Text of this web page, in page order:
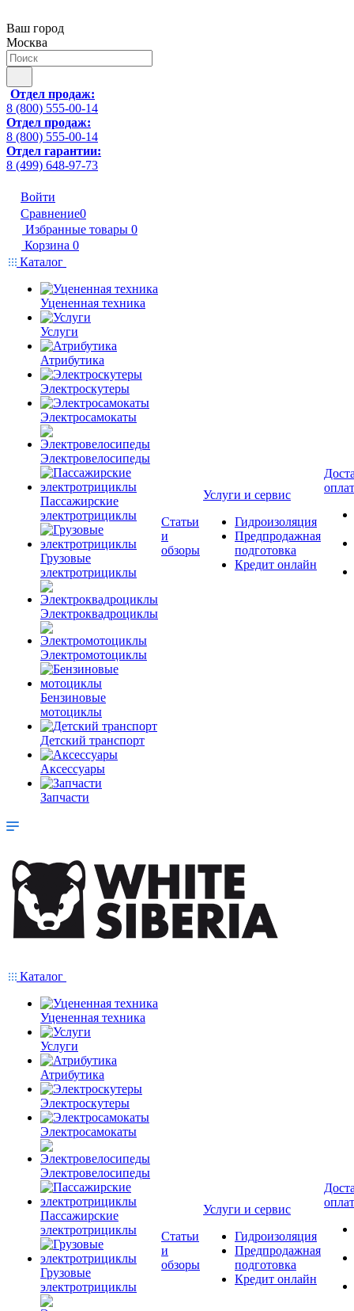
Ваш город
Москва
Отдел продаж:
8 (800) 555-00-14
Отдел продаж:
8 (800) 555-00-14
Отдел гарантии:
8 (499) 648-97-73
Войти
Сравнение0
Избранные товары 0
Корзина 0
Каталог
Уцененная техника
Услуги
Атрибутика
Электроскутеры
Электросамокаты
Электровелосипеды
Пассажирские
электротрициклы
Грузовые
электротрициклы
Электроквадроциклы
Электромотоциклы
Бензиновые
мотоциклы
Детский транспорт
Аксессуары
Запчасти
Статьи
и
обзоры
Услуги и сервис
Гидроизоляция
Предпродажная
подготовка
Кредит онлайн
Каталог
Уцененная техника
Услуги
Атрибутика
Электроскутеры
Электросамокаты
Электровелосипеды
Пассажирские
электротрициклы
Грузовые
электротрициклы
Статьи
и
обзоры
Услуги и сервис
Гидроизоляция
Предпродажная
подготовка
Кредит онлайн